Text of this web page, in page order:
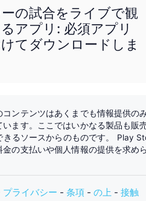
の試合をライブで観
アプリ: 必須アプリ
てダウンロードしま
ンテンツはあくまでも情報提供の
ます。ここではいかなる製品も販
るソースからのものです。 Play
の支払いや個人情報の提供を求
プライバシー - 条項 - の上 - 接触